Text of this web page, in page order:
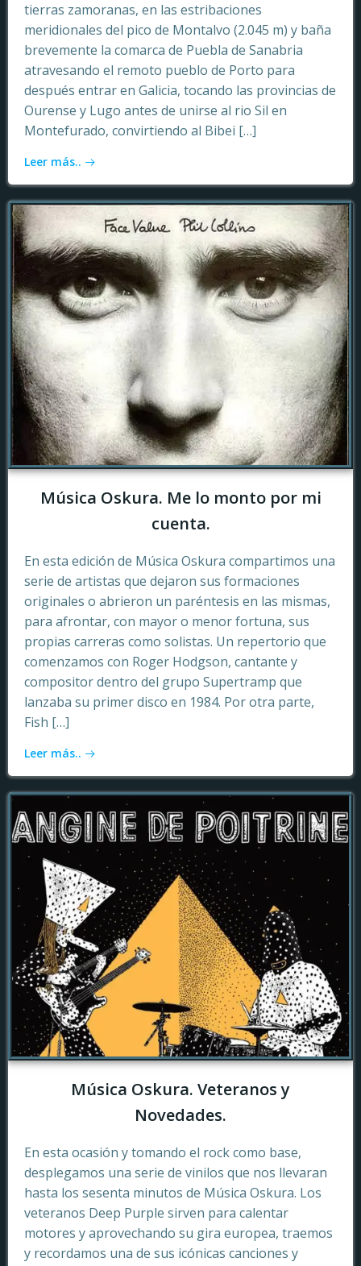
tierras zamoranas, en las estribaciones
meridionales del pico de Montalvo (2.045 m) y baña
brevemente la comarca de Puebla de Sanabria
atravesando el remoto pueblo de Porto para
después entrar en Galicia, tocando las provincias de
Ourense y Lugo antes de unirse al rio Sil en
Montefurado, convirtiendo al Bibei […]
Leer más..
Música Oskura. Me lo monto por mi
cuenta.
En esta edición de Música Oskura compartimos una
serie de artistas que dejaron sus formaciones
originales o abrieron un paréntesis en las mismas,
para afrontar, con mayor o menor fortuna, sus
propias carreras como solistas. Un repertorio que
comenzamos con Roger Hodgson, cantante y
compositor dentro del grupo Supertramp que
lanzaba su primer disco en 1984. Por otra parte,
Fish […]
Leer más..
Música Oskura. Veteranos y
Novedades.
En esta ocasión y tomando el rock como base,
desplegamos una serie de vinilos que nos llevaran
hasta los sesenta minutos de Música Oskura. Los
veteranos Deep Purple sirven para calentar
motores y aprovechando su gira europea, traemos
y recordamos una de sus icónicas canciones y